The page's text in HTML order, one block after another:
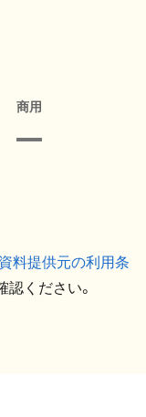
商用
資料提供元の利用条
認ください。